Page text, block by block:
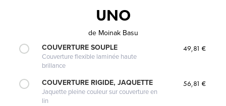
UNO
de Moinak Basu
COUVERTURE SOUPLE
Couverture flexible laminée haute
brillance
49,81 €
COUVERTURE RIGIDE, JAQUETTE
Jaquette pleine couleur sur couverture en
lin
56,81 €